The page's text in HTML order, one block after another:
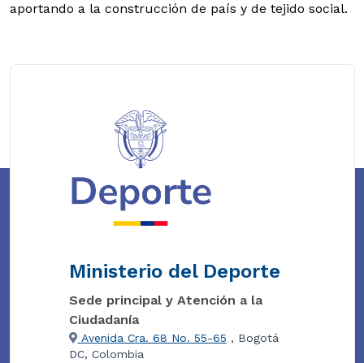
aportando a la construcción de país y de tejido social.
Ministerio del Deporte
Sede principal y Atención a la
Ciudadanía
Avenida Cra. 68 No. 55-65 , Bogotá
DC, Colombia